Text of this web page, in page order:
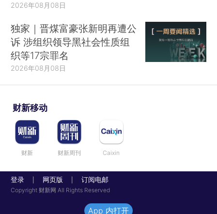
2026年08月08日
独家｜晋煤富豪张新明再遭公
诉 涉组织领导黑社会性质组
织等17宗罪名
2026年08月08日
财新移动
财新 财新周刊 Caixin
登录 网页版 订阅电邮
Copyright 财新网 All Rights Reserved
App 内打开